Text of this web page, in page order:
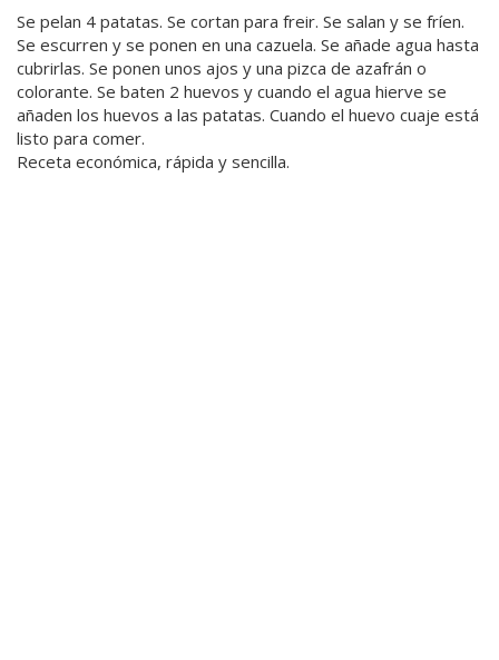
Se pelan 4 patatas. Se cortan para freir. Se salan y se fríen.
Se escurren y se ponen en una cazuela. Se añade agua hasta
cubrirlas. Se ponen unos ajos y una pizca de azafrán o
colorante. Se baten 2 huevos y cuando el agua hierve se
añaden los huevos a las patatas. Cuando el huevo cuaje está
listo para comer.
Receta económica, rápida y sencilla.